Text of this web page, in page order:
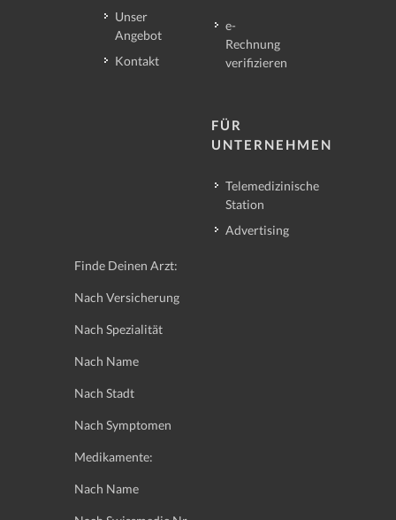
Unser
Angebot
Kontakt
e-
Rechnung
verifizieren
FÜR
UNTERNEHMEN
Telemedizinische
Station
Advertising
Finde Deinen Arzt:
Nach Versicherung
Nach Spezialität
Nach Name
Nach Stadt
Nach Symptomen
Medikamente:
Nach Name